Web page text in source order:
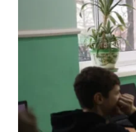
НОВИНИ
ФОТО